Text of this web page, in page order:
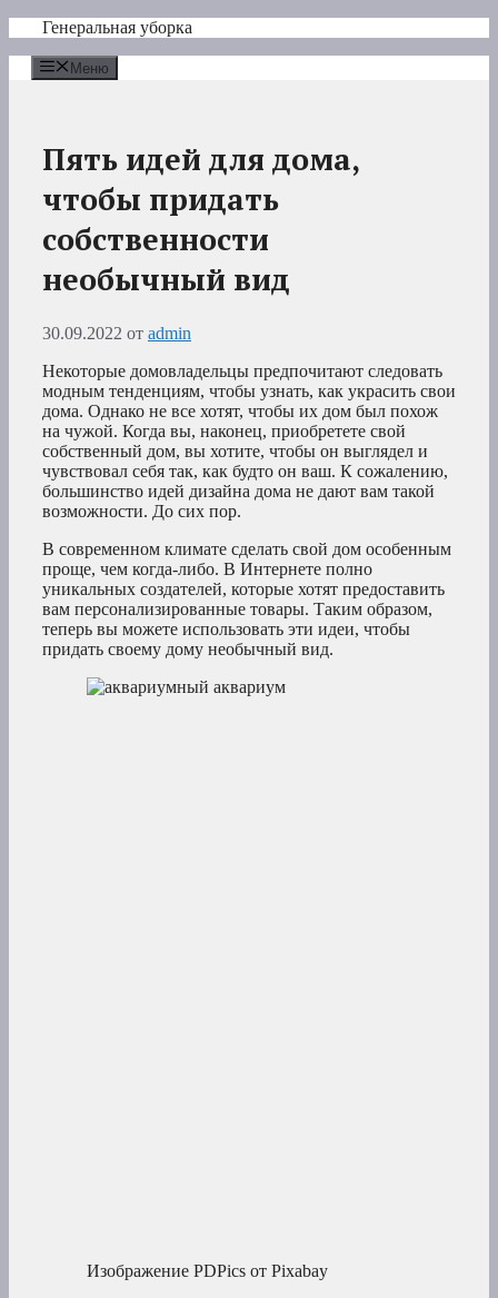
Перейти
содержимому
Генеральная уборка
Меню
Пять идей для дома,
чтобы придать
собственности
необычный вид
30.09.2022 от admin
Некоторые домовладельцы предпочитают следовать
модным тенденциям, чтобы узнать, как украсить свои
дома. Однако не все хотят, чтобы их дом был похож
на чужой. Когда вы, наконец, приобретете свой
собственный дом, вы хотите, чтобы он выглядел и
чувствовал себя так, как будто он ваш. К сожалению,
большинство идей дизайна дома не дают вам такой
возможности. До сих пор.
В современном климате сделать свой дом особенным
проще, чем когда-либо. В Интернете полно
уникальных создателей, которые хотят предоставить
вам персонализированные товары. Таким образом,
теперь вы можете использовать эти идеи, чтобы
придать своему дому необычный вид.
Изображение PDPics от Pixabay